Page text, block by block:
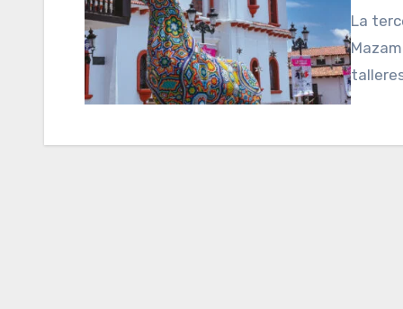
La tercera edición del Festival del Venado en